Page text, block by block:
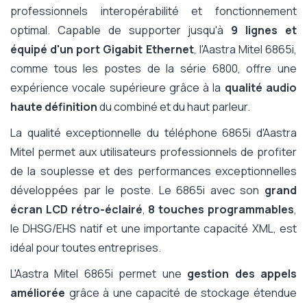
professionnels interopérabilité et fonctionnement
optimal. Capable de supporter jusqu'à 9 lignes et
équipé d'un port Gigabit Ethernet, l'Aastra Mitel 6865i,
comme tous les postes de la série 6800, offre une
expérience vocale supérieure grâce à la qualité audio
haute définitiondu combiné et du haut parleur.
La qualité exceptionnelle du téléphone 6865i d'Aastra
Mitel permet aux utilisateurs professionnels de profiter
de la souplesse et des performances exceptionnelles
développées par le poste. Le 6865i avec son grand
écran LCD rétro-éclairé, 8 touches programmables,
le DHSG/EHS natif et une importante capacité XML, est
idéal pour toutes entreprises.
L'Aastra Mitel 6865i permet une gestion des appels
améliorée grâce à une capacité de stockage étendue